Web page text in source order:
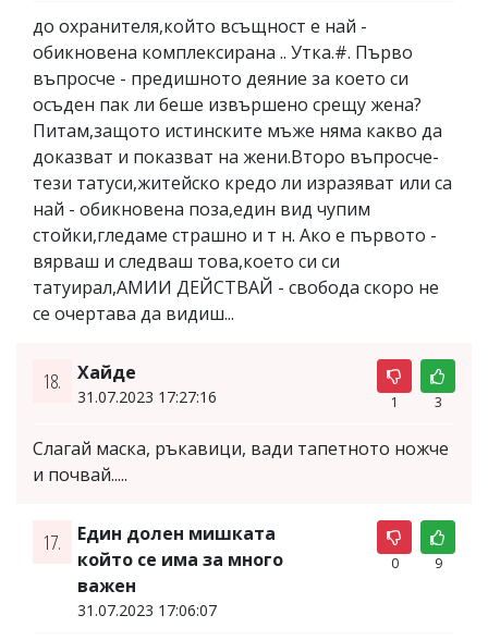
до охранителя,който всъщност е най -
обикновена комплексирана .. Утка.#. Първо
въпросче - предишното деяние за което си
осъден пак ли беше извършено срещу жена?
Питам,защото истинските мъже няма какво да
доказват и показват на жени.Второ въпросче-
тези татуси,житейско кредо ли изразяват или са
най - обикновена поза,един вид чупим
стойки,гледаме страшно и т н. Ако е първото -
вярваш и следваш това,което си си
татуирал,АМИИ ДЕЙСТВАЙ - свобода скоро не
се очертава да видиш...
18. Хайде
31.07.2023 17:27:16 1 3
Слагай маска, ръкавици, вади тапетното ножче
и почвай.....
17.
Един долен мишката
който се има за много
важен
31.07.2023 17:06:07
0 9